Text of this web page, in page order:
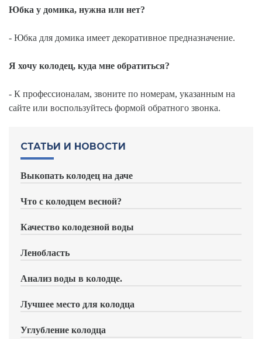
СТАТЬИ И НОВОСТИ
Выкопать колодец на даче
Что с колодцем весной?
Качество колодезной воды
Ленобласть
Анализ воды в колодце.
Лучшее место для колодца
Углубление колодца
Юбка у домика, нужна или нет?
- Юбка для домика имеет декоративное предназначение.
Я хочу колодец, куда мне обратиться?
- К профессионалам, звоните по номерам, указанным на
сайте или воспользуйтесь формой обратного звонка.